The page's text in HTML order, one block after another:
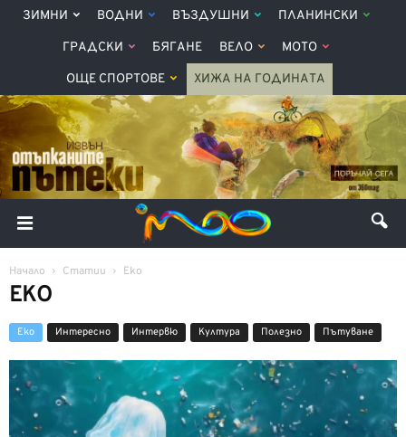
ЗИМНИ ВОДНИ ВЪЗДУШНИ ПЛАНИНСКИ
ГРАДСКИ БЯГАНЕ ВЕЛО МОТО
ОЩЕ СПОРТОВЕ ХИЖА НА ГОДИНАТА
Начало Статии Еко
ЕКО
Еко Интерeсно Интервю Култура Полезно Пътуване